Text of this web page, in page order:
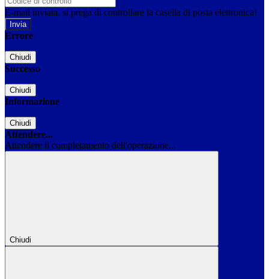
E-mail inviata, si prega di controllare la casella di posta elettronica!
Errore
Chiudi
Successo
Chiudi
Informazione
Chiudi
Attendere...
Attendere il completamento dell'operazione...
Chiudi